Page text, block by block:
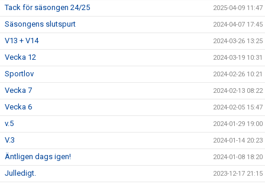
Tack för säsongen 24/25 2025-04-09 11:47
Säsongens slutspurt 2024-04-07 17:45
V13 + V14 2024-03-26 13:25
Vecka 12 2024-03-19 10:31
Sportlov 2024-02-26 10:21
Vecka 7 2024-02-13 08:22
Vecka 6 2024-02-05 15:47
v.5 2024-01-29 19:00
V.3 2024-01-14 20:23
Äntligen dags igen! 2024-01-08 18:20
Julledigt. 2023-12-17 21:15